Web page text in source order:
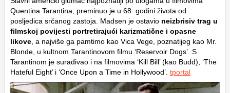
Quentina Tarantina, preminuo je u 68. godini života od
posljedica srčanog zastoja. Madsen je ostavio neizbrisiv trag u
filmskoj povijesti portretirajući karizmatične i opasne
likove , a najviše ga pamtimo kao Vica Vege, poznatijeg kao Mr.
Blonde, u kultnom Tarantinovom filmu ‘Reservoir Dogs’. S
Tarantinom je surađivao i na filmovima ‘Kill Bill’ (kao Budd), ‘The
Hateful Eight’ i ‘Once Upon a Time in Hollywood’. tportal